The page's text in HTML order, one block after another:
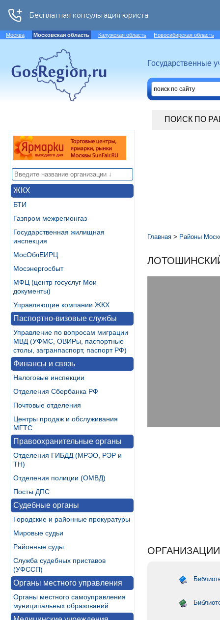
Москва Московская область Калужская область Новосибирская область
Государственные
ПОИСК ПО
ЖКХ
БТИ
Газпром межрегионгаз
Государственная жилищная
инспекция
МосОблЕИРЦ
Мосэнергосбыт
МФЦ (центр госуслуг Мои
документы)
Управляющие компании ЖКХ
Паспортно-визовые службы
Управление по вопросам миграции
МВД (УФМС, ОВИРы, паспортные
столы, загранпаспорт, паспорт РФ)
Финансы и связь
Налоговые инспекции
Отделения Сбербанка РФ
Почтовые отделения
Центры продаж и обслуживания
МГТС
Правоохранительные органы
Отделения ГИБДД (МРЭО, РЭР и
ТН)
Отделения полиции (ОМВД)
Посты ДПС
Судебные органы
Городские и районные прокуратуры
Мировые судьи
Районные суды
Служба судебных приставов
(УФССП)
Органы местного управления
Органы местного самоуправления
муниципальных образований
Главная > Районы